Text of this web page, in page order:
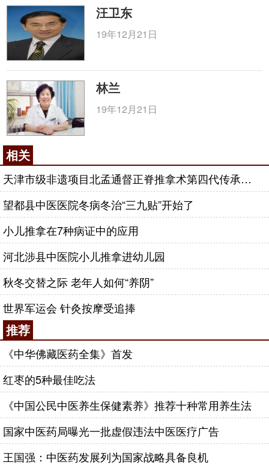
治疗，故每日贴敷时间不宜过长，2～4小时即可揭
下。
小儿推拿和穴位贴敷（健脾贴）疗法作用柔和适
中，部分患儿捏脊时会有疼痛感，治疗者注意刚开始
手法宜轻快，每次捏脊后的抚触可能有部分安慰作
用，经治疗几次后患儿便能够接受了。另外，在临床
治疗过程中，由于手法治疗过程时间较长，部分积滞
患儿烦躁易闹，依从性较差，需要医生有足够耐心、
态度柔和，多与患儿沟通，使患儿能够配合。
咨询电话：010-87876186
汪卫东
19年12月21日
林兰
19年12月21日
相关
天津市级非遗项目北孟通督正脊推拿术第四代传承人张冬
望都县中医医院冬病冬治“三九贴”开始了
小儿推拿在7种病证中的应用
河北涉县中医院小儿推拿进幼儿园
秋冬交替之际 老年人如何“养阴”
世界军运会 针灸按摩受追捧
推荐
《中华佛藏医药全集》首发
红枣的5种最佳吃法
《中国公民中医养生保健素养》推荐十种常用养生法
国家中医药局曝光一批虚假违法中医医疗广告
王国强：中医药发展列为国家战略具备良机